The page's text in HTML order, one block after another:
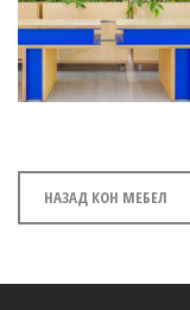
НАЗАД КОН МЕБЕЛ